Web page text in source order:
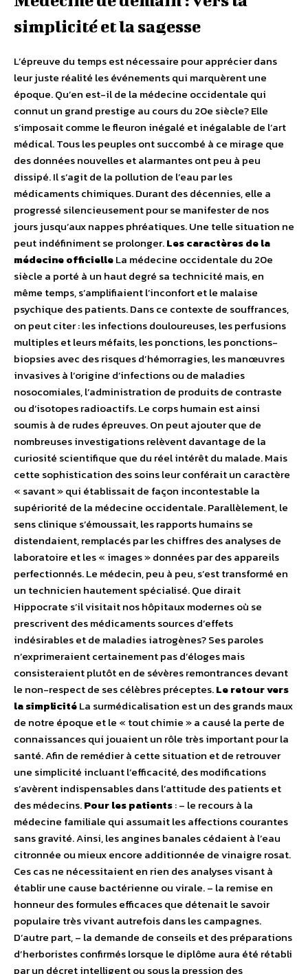
simplicité et la sagesse
L’épreuve du temps est nécessaire pour apprécier dans
leur juste réalité les événements qui marquèrent une
époque. Qu’en est-il de la médecine occidentale qui
connut un grand prestige au cours du 20e siècle? Elle
s’imposait comme le fleuron inégalé et inégalable de l’art
médical. Tous les peuples ont succombé à ce mirage que
des données nouvelles et alarmantes ont peu à peu
dissipé. Il s’agit de la pollution de l’eau par les
médicaments chimiques. Durant des décennies, elle a
progressé silencieusement pour se manifester de nos
jours jusqu’aux nappes phréatiques. Une telle situation ne
peut indéfiniment se prolonger.Les caractères de la
médecine officielleLa médecine occidentale du 20e
siècle a porté à un haut degré sa technicité mais, en
même temps, s’amplifiaient l’inconfort et le malaise
psychique des patients. Dans ce contexte de souffrances,
on peut citer : les infections douloureuses, les perfusions
multiples et leurs méfaits, les ponctions, les ponctions-
biopsies avec des risques d’hémorragies, les manœuvres
invasives à l’origine d’infections ou de maladies
nosocomiales, l’administration de produits de contraste
ou d’isotopes radioactifs. Le corps humain est ainsi
soumis à de rudes épreuves. On peut ajouter que de
nombreuses investigations relèvent davantage de la
curiosité scientifique que du réel intérêt du malade. Mais
cette sophistication des soins leur conférait un caractère
« savant » qui établissait de façon incontestable la
supériorité de la médecine occidentale. Parallèlement, le
sens clinique s’émoussait, les rapports humains se
distendaient, remplacés par les chiffres des analyses de
laboratoire et les « images » données par des appareils
perfectionnés. Le médecin, peu à peu, s’est transformé en
un technicien hautement spécialisé. Que dirait
Hippocrate s’il visitait nos hôpitaux modernes où se
prescrivent des médicaments sources d’effets
indésirables et de maladies iatrogènes? Ses paroles
n’exprimeraient certainement pas d’éloges mais
consisteraient plutôt en de sévères remontrances devant
le non-respect de ses célèbres préceptes.Le retour vers
la simplicitéLa surmédicalisation est un des grands maux
de notre époque et le « tout chimie » a causé la perte de
connaissances qui jouaient un rôle très important pour la
santé. Afin de remédier à cette situation et de retrouver
une simplicité incluant l’efficacité, des modifications
s’avèrent indispensables dans l’attitude des patients et
des médecins.Pour les patients: – le recours à la
médecine familiale qui assumait les affections courantes
sans gravité. Ainsi, les angines banales cédaient à l’eau
citronnée ou mieux encore additionnée de vinaigre rosat.
Ces cas ne nécessitaient en rien des analyses visant à
établir une cause bactérienne ou virale. – la remise en
honneur des formules efficaces que détenait le savoir
populaire très vivant autrefois dans les campagnes.
D’autre part, – la demande de conseils et des préparations
d’herboristes confirmés lorsque le diplôme aura été rétabli
par un décret intelligent ou sous la pression des